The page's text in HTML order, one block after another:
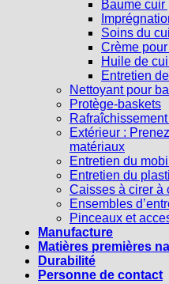
Baume
Soins du
Crème
Huile de
Entretien
Nettoyant pour
Protège-baskets
Extérieur :
matériaux
Entretien du
Entretien du
Caisses à cirer à
Ensembles
Pinceaux et
Manufacture
Matières premières
Durabilité
Personne de contact